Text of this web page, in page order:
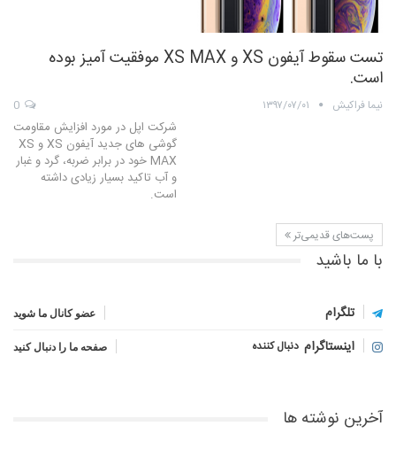
تست سقوط آیفون XS و XS MAX موفقیت آمیز بوده
است.
نیما فراکیش ۱۳۹۷/۰۷/۰۱
شرکت اپل در مورد افزایش مقاومت
گوشی های جدید آیفون XS و XS
MAX خود در برابر ضربه، گرد و غبار
و آب تاکید بسیار زیادی داشته
است.
پست‌های قدیمی‌تر
با ما باشید
تلگرام عضو کانال ما شوید
اینستاگرام دنبال کننده صفحه ما را دنبال کنید
آخرین نوشته ها